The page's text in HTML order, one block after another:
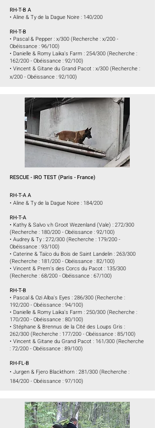
RH-T-B A
• Aline & Ty de la Dague Noire : 140/200
RH-T-B
• Pascal & Pepper : x/300 (Recherche : x/200 -
Obéissance : 96/100)
• Danielle & Romy Laika's Farm : 254/300 (Recherche :
162/200 - Obéissance : 92/100)
• Vincent & Gitane du Grand Pacot :x/300(Recherche :
x/200 - Obéissance : 92/100)
RESCUE - IRO TEST (Paris - France)
RH-T-A A
• Aline & Ty de la Dague Noire : 184/200
RH-T-A
• Kathy & Salvo v.h Groot Wezenland (Vale) : 272/300
(Recherche : 180/200 - Obéissance : 92/100)
• Audrey & Ty : 272/300 (Recherche : 179/200 -
Obéissance : 93/100)
• Caterine & Taïco du Bois de Saint Landelin : 263/300
(Recherche : 181/200 - Obéissance : 82/100)
• Vincent & Prem's des Corcs du Pacot : 135/300
(Recherche : 68/200 - Obéissance : 67/100)
RH-T-B
• Pascal & Ozi Alba's Eyes : 286/300 (Recherche :
192/200 - Obéissance : 94/100)
• Danielle & Romy Laika's Farm : 250/300 (Recherche :
170/200 - Obéissance : 80/100)
• Stéphane & Brennus de la Cité des Loups Gris :
262/300(Recherche : 177/200 - Obéissance : 85/100)
• Vincent & Gitane du Grand Pacot : 161/300(Recherche
: 72/200 - Obéissance : 89/100)
RH-FL-B
• Jurgen & Fjero Blackthorn : 281/300 (Recherche :
184/200 - Obéissance : 97/100)